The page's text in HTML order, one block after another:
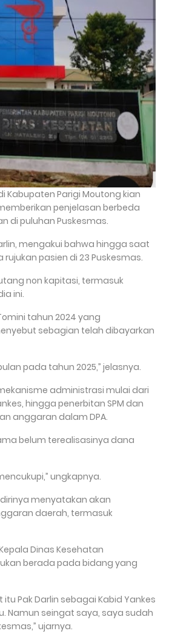
Kabupaten Parigi Moutong kian
penjelasan berbeda
di puluhan Puskesmas.
mengakui bahwa hingga saat
pasien di 23 Puskesmas.
non kapitasi, termasuk
ini.
tahun 2024 yang
sebagian telah dibayarkan
pada tahun 2025,” jelasnya.
administrasi mulai dari
hingga penerbitan SPM dan
anggaran dalam DPA.
belum terealisasinya dana
ungkapnya.
menyatakan akan
daerah, termasuk
Dinas Kesehatan
berada pada bidang yang
Pak Darlin sebagai Kabid Yankes
Namun seingat saya, saya sudah
ujarnya.